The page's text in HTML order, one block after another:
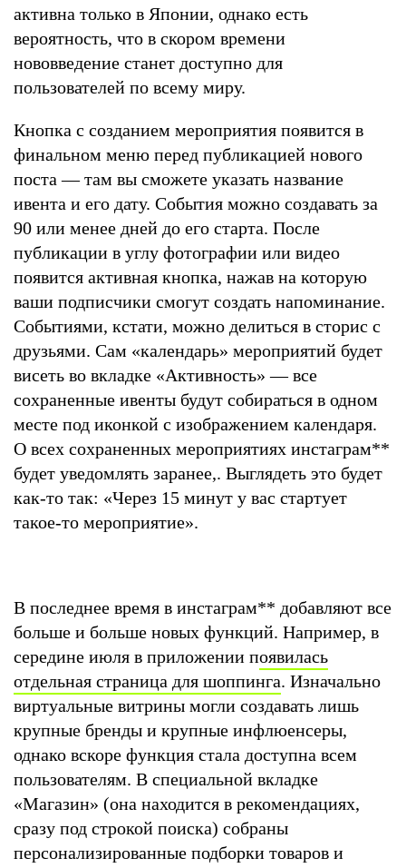
активна только в Японии, однако есть
вероятность, что в скором времени
нововведение станет доступно для
пользователей по всему миру.
Кнопка с созданием мероприятия появится в
финальном меню перед публикацией нового
поста — там вы сможете указать название
ивента и его дату. События можно создавать за
90 или менее дней до его старта. После
публикации в углу фотографии или видео
появится активная кнопка, нажав на которую
ваши подписчики смогут создать напоминание.
Событиями, кстати, можно делиться в сторис с
друзьями. Сам «календарь» мероприятий будет
висеть во вкладке «Активность» — все
сохраненные ивенты будут собираться в одном
месте под иконкой с изображением календаря.
О всех сохраненных мероприятиях инстаграм**
будет уведомлять заранее,. Выглядеть это будет
как-то так: «Через 15 минут у вас стартует
такое-то мероприятие».
В последнее время в инстаграм** добавляют все
больше и больше новых функций. Например, в
середине июля в приложении появилась
отдельная страница для шоппинга. Изначально
виртуальные витрины могли создавать лишь
крупные бренды и крупные инфлюенсеры,
однако вскоре функция стала доступна всем
пользователям. В специальной вкладке
«Магазин» (она находится в рекомендациях,
сразу под строкой поиска) собраны
персонализированные подборки товаров и